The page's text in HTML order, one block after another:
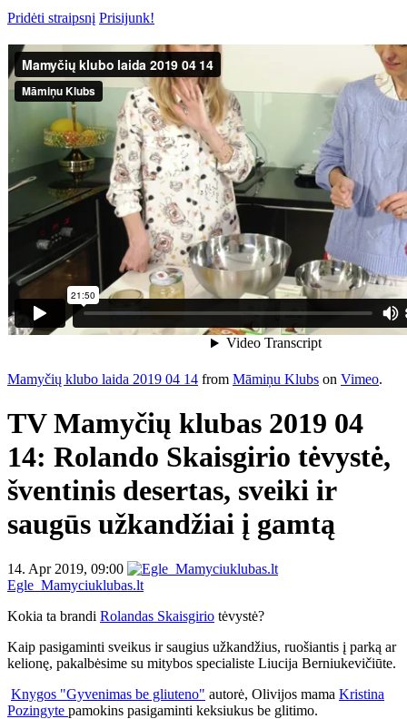
Pridėti straipsnį Prisijunk!
Mamyčių klubo laida 2019 04 14 from Māmiņu Klubs on Vimeo.
TV Mamyčių klubas 2019 04
14: Rolando Skaisgirio tėvystė,
šventinis desertas, sveiki ir
saugūs užkandžiai į gamtą
14. Apr 2019, 09:00
Egle_Mamyciuklubas.lt
Kokia ta brandi Rolandas Skaisgirio tėvystė?
Kaip pasigaminti sveikus ir saugius užkandžius, ruošiantis į parką ar
kelionę, pakalbėsime su mitybos specialiste Liucija Berniukevičiūte.
Knygos "Gyvenimas be gliuteno" autorė, Olivijos mama Kristina
Pozingyte pamokins pasigaminti keksiukus be glitimo.